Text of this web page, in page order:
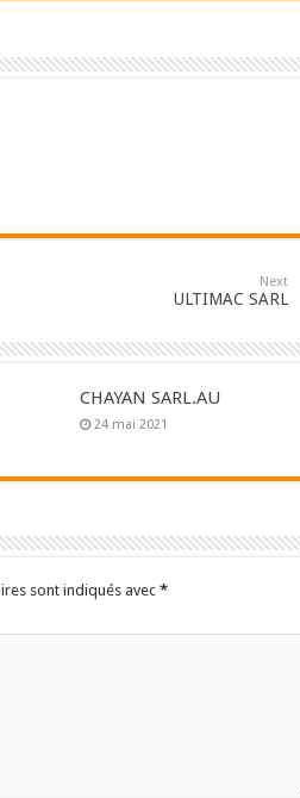
Next
ULTIMAC SARL
CHAYAN SARL.AU
24 mai 2021
sont indiqués avec *